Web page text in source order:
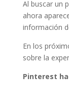
Al buscar un
ahora
información
En los
sobre la
Pinterest